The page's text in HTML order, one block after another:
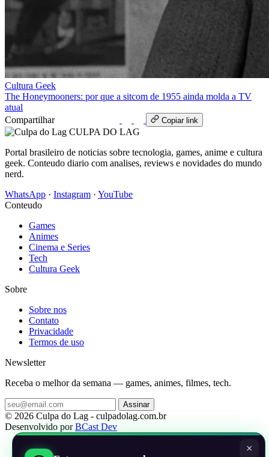
Cultura Geek
The Honeymooners: por que a sitcom de 1955 ainda molda a TV
atual
Compartilhar
Copiar link
CULPA DO LAG
Portal brasileiro de noticias sobre tecnologia, games, anime e cultura
geek. Conteudo diario com analises, reviews e novidades do mundo
nerd.
WhatsApp · Instagram · YouTube
Conteudo
Games
Animes
Cinema e Series
Tech
Cultura Geek
Sobre
Sobre nos
Contato
Privacidade
Termos de uso
Newsletter
Receba o melhor da semana — games, animes, filmes, tech.
Assinar
© 2026 Culpa do Lag - culpadolag.com.br
Desenvolvido porBCast Dev
×